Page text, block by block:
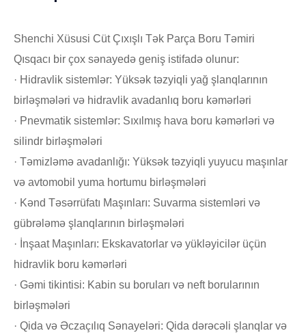
Shenchi Xüsusi Cüt Çıxışlı Tək Parça Boru Təmiri
Qısqacı bir çox sənayedə geniş istifadə olunur:
· Hidravlik sistemlər: Yüksək təzyiqli yağ şlanqlarının
birləşmələri və hidravlik avadanlıq boru kəmərləri
· Pnevmatik sistemlər: Sıxılmış hava boru kəmərləri və
silindr birləşmələri
· Təmizləmə avadanlığı: Yüksək təzyiqli yuyucu maşınlar
və avtomobil yuma hortumu birləşmələri
· Kənd Təsərrüfatı Maşınları: Suvarma sistemləri və
gübrələmə şlanqlarının birləşmələri
· İnşaat Maşınları: Ekskavatorlar və yükləyicilər üçün
hidravlik boru kəmərləri
· Gəmi tikintisi: Kabin su boruları və neft borularının
birləşmələri
· Qida və Əczaçılıq Sənayeləri: Qida dərəcəli şlanqlar və